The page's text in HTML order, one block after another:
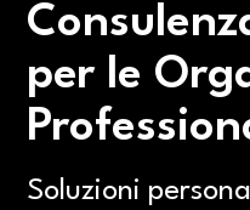
per le
Soluzioni